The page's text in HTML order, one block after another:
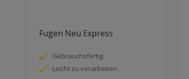
Fugen Neu Express
Gebrauchsfertig
Leicht zu verarbeiten